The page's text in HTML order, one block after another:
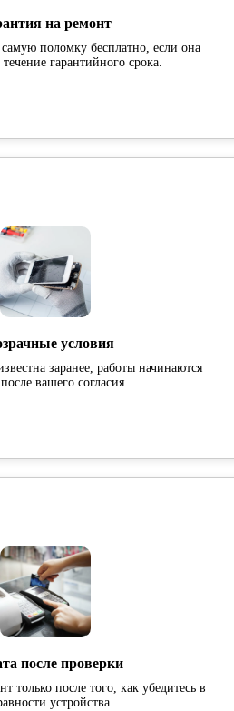
на ремонт
поломку бесплатно, если она
гарантийного срока.
условия
заранее, работы начинаются
вашего согласия.
после проверки
только после того, как убедитесь в
устройства.